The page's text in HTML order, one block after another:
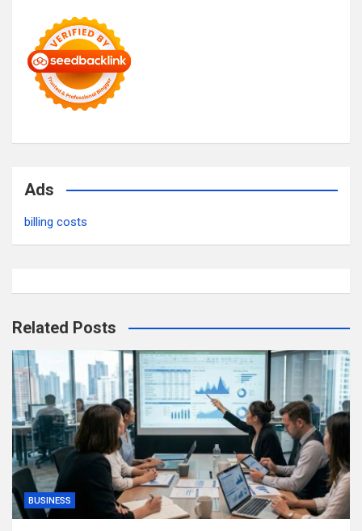
Ads
billing costs
Related Posts
BUSINESS